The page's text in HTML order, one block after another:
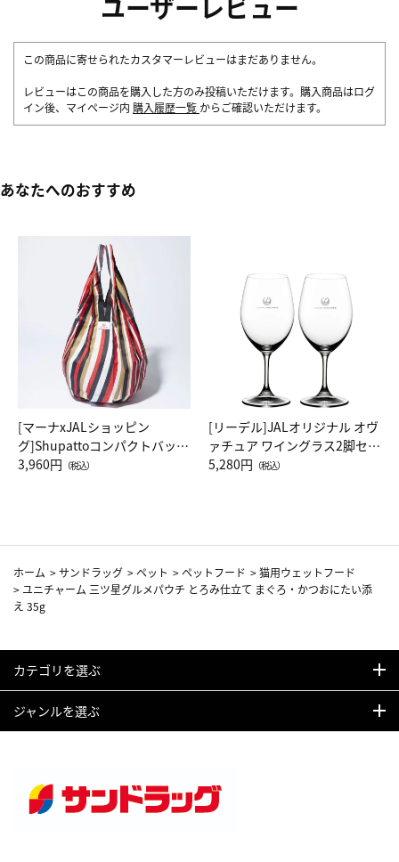
この商品に寄せられたカスタマーレビューはまだありません。
レビューはこの商品を購入した方のみ投稿いただけます。購入商品はログ
イン後、マイページ内 購入履歴一覧 からご確認いただけます。
あなたへのおすすめ
[マーナxJALショッピン
グ]Shupattoコンパクトバッグ
Drop JAL客室乗務員（LC）ス
3,960円 （税込）
[リーデル]JALオリジナル オヴ
ァチュア ワイングラス2脚セッ
ト（レッドワイン）
5,280円 （税込）
ホーム >サンドラッグ >ペット >ペットフード >猫用ウェットフード
> ユニチャーム 三ツ星グルメパウチ とろみ仕立て まぐろ・かつおにたい添
え 35g
カテゴリを選ぶ
ジャンルを選ぶ